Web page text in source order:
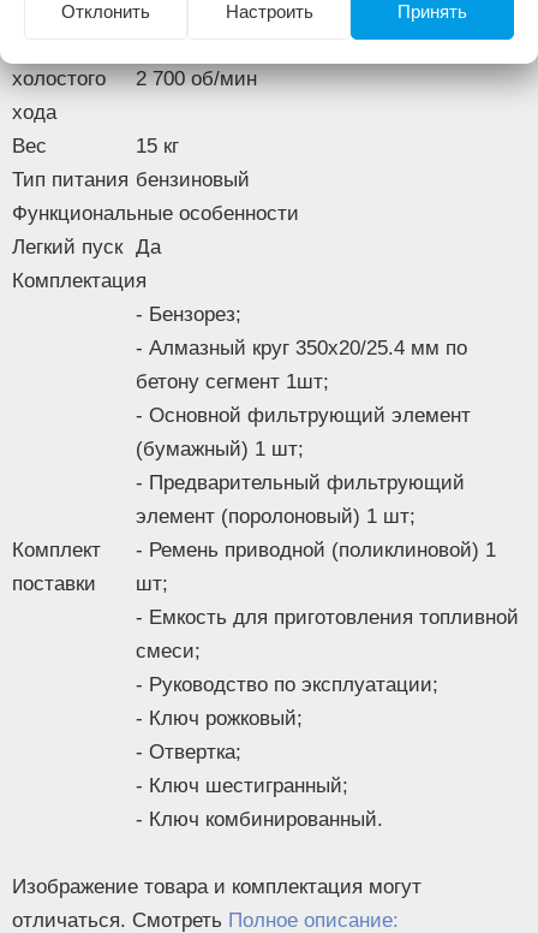
холостого
хода
2 700 об/мин
Вес
15 кг
Тип питания бензиновый
Функциональные особенности
Легкий пуск Да
Комплектация
Комплект
поставки
- Бензорез;
- Алмазный круг 350х20/25.4 мм по
бетону сегмент 1шт;
- Основной фильтрующий элемент
(бумажный) 1 шт;
- Предварительный фильтрующий
элемент (поролоновый) 1 шт;
- Ремень приводной (поликлиновой) 1
шт;
- Емкость для приготовления топливной
смеси;
- Руководство по эксплуатации;
- Ключ рожковый;
- Отвертка;
- Ключ шестигранный;
- Ключ комбинированный.
Изображение товара и комплектация могут
отличаться. Смотреть Полное описание:
Отклонить Настроить Принять